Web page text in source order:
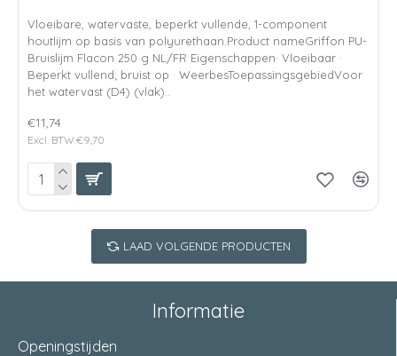
Vloeibare, watervaste, beperkt vullende, 1-component
houtlijm op basis van polyurethaan.Product nameGriffon PU-
Bruislijm Flacon 250 g NL/FR Eigenschappen· Vloeibaar ·
Beperkt vullend; bruist op · WeerbesToepassingsgebiedVoor
het watervast (D4) (vlak)..
€11,74
Excl. BTW:€9,70
LAAD VOLGENDE PRODUCTEN
Informatie
Openingstijden